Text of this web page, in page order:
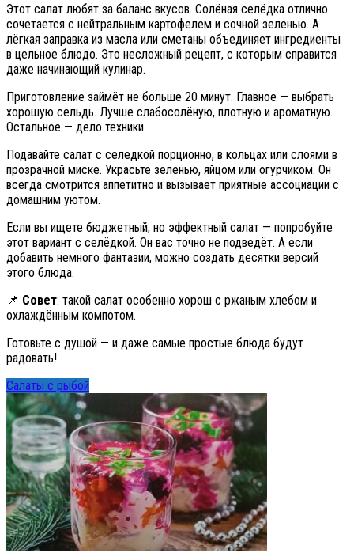
Этот салат любят за баланс вкусов. Солёная селёдка отлично
сочетается с нейтральным картофелем и сочной зеленью. А
лёгкая заправка из масла или сметаны объединяет ингредиенты
в цельное блюдо. Это несложный рецепт, с которым справится
даже начинающий кулинар.
Приготовление займёт не больше 20 минут. Главное — выбрать
хорошую сельдь. Лучше слабосолёную, плотную и ароматную.
Остальное — дело техники.
Подавайте салат с селедкой порционно, в кольцах или слоями в
прозрачной миске. Украсьте зеленью, яйцом или огурчиком. Он
всегда смотрится аппетитно и вызывает приятные ассоциации с
домашним уютом.
Если вы ищете бюджетный, но эффектный салат — попробуйте
этот вариант с селёдкой. Он вас точно не подведёт. А если
добавить немного фантазии, можно создать десятки версий
этого блюда.
📌 Совет: такой салат особенно хорош с ржаным хлебом и
охлаждённым компотом.
Готовьте с душой — и даже самые простые блюда будут
радовать!
Салаты с рыбой